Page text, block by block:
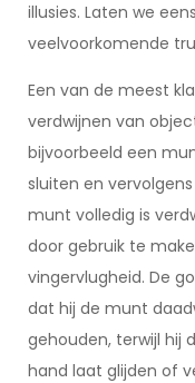
illusies. Laten we
veelvoorkomende
Een van de meest
verdwijnen van
bijvoorbeeld een
sluiten en
munt volledig is
door gebruik te
vingervlugheid. De
dat hij de munt
gehouden, terwijl hij
hand laat glijden of